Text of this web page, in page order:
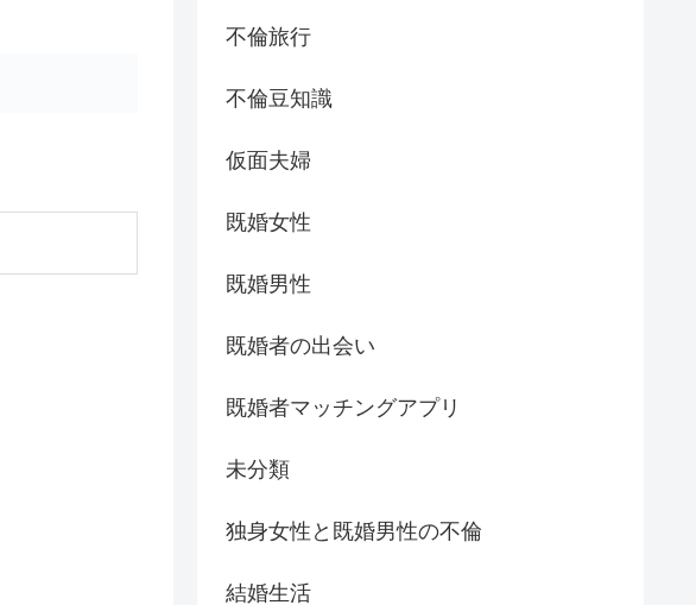
不倫旅行
不倫豆知識
仮面夫婦
既婚女性
既婚男性
既婚者の出会い
既婚者マッチングアプリ
未分類
独身女性と既婚男性の不倫
結婚生活